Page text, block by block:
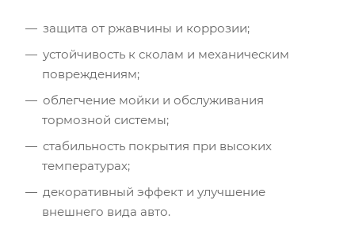
защита от ржавчины и коррозии;
устойчивость к сколам и механическим
повреждениям;
облегчение мойки и обслуживания
тормозной системы;
стабильность покрытия при высоких
температурах;
декоративный эффект и улучшение
внешнего вида авто.